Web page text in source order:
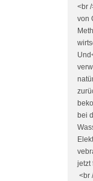
<br
von
bei
jetzt
<br